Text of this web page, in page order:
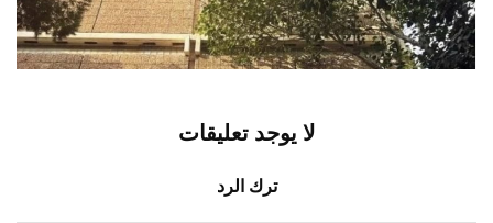
«الخيار الأخير
اخبار محلية أغسطس 9, 2026
لا يوجد تعليقات
ترك الرد